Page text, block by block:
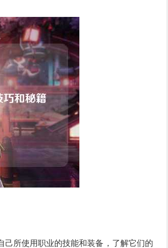
所使用职业的技能和装备，了解它们的